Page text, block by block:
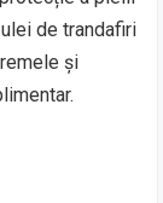
de trandafiri
și